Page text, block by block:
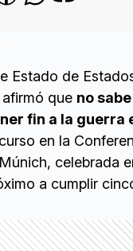
Estado de
afirmó que no
fin a la guerra
en la
celebrada
a cumplir